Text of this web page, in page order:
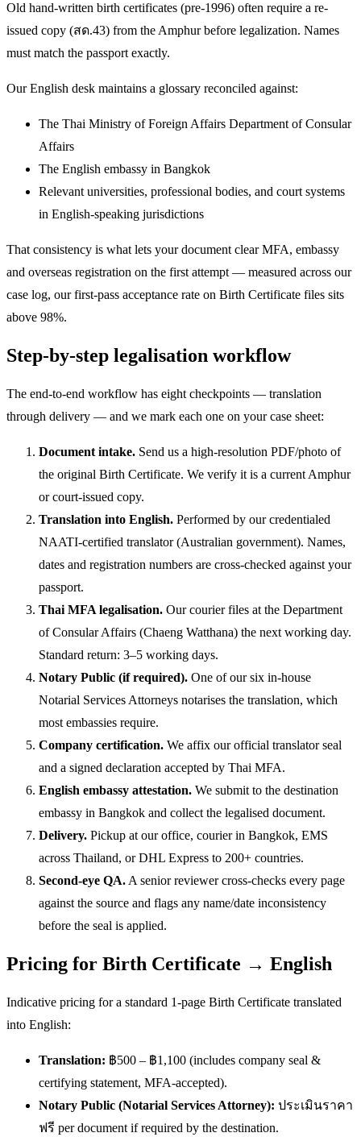
Old hand-written birth certificates (pre-1996) often require a re-
issued copy (สด.43) from the Amphur before legalization. Names
must match the passport exactly.
Our English desk maintains a glossary reconciled against:
The Thai Ministry of Foreign Affairs Department of Consular
Affairs
The English embassy in Bangkok
Relevant universities, professional bodies, and court systems
in English-speaking jurisdictions
That consistency is what lets your document clear MFA, embassy
and overseas registration on the first attempt — measured across our
case log, our first-pass acceptance rate on Birth Certificate files sits
above 98%.
Step-by-step legalisation workflow
The end-to-end workflow has eight checkpoints — translation
through delivery — and we mark each one on your case sheet:
Document intake. Send us a high-resolution PDF/photo of
the original Birth Certificate. We verify it is a current Amphur
or court-issued copy.
Translation into English. Performed by our credentialed
NAATI-certified translator (Australian government). Names,
dates and registration numbers are cross-checked against your
passport.
Thai MFA legalisation. Our courier files at the Department
of Consular Affairs (Chaeng Watthana) the next working day.
Standard return: 3–5 working days.
Notary Public (if required). One of our six in-house
Notarial Services Attorneys notarises the translation, which
most embassies require.
Company certification. We affix our official translator seal
and a signed declaration accepted by Thai MFA.
English embassy attestation. We submit to the destination
embassy in Bangkok and collect the legalised document.
Delivery. Pickup at our office, courier in Bangkok, EMS
across Thailand, or DHL Express to 200+ countries.
Second-eye QA. A senior reviewer cross-checks every page
against the source and flags any name/date inconsistency
before the seal is applied.
Pricing for Birth Certificate → English
Indicative pricing for a standard 1-page Birth Certificate translated
into English:
Translation: ฿500 – ฿1,100 (includes company seal &
certifying statement, MFA-accepted).
Notary Public (Notarial Services Attorney): ประเมินราคา
ฟรี per document if required by the destination.